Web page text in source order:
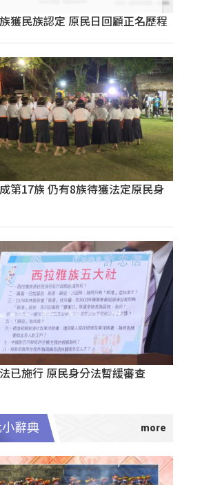
獲民族認定 原民日回顧正名歷程
第17族 仍有8族待獲法定原民身
已施行 原民身分法暫緩審查
辭典